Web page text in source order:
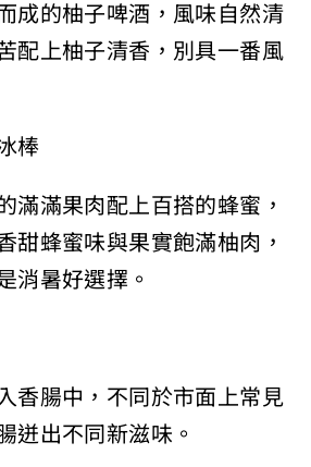
成的柚子啤酒，風味自然清
配上柚子清香，別具一番風
棒
滿果肉配上百搭的蜂蜜，
蜂蜜味與果實飽滿柚肉，
暑好選擇。
香腸中，不同於市面上常見
出不同新滋味。